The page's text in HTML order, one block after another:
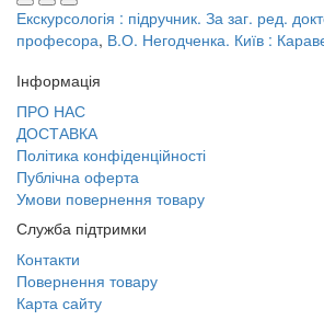
Екскурсологія : підручник. За заг. ред.
професора, В.О. Негодченка. Київ :
Інформація
ПРО НАС
ДОСТАВКА
Політика конфіденційності
Публічна оферта
Умови повернення товару
Служба підтримки
Контакти
Повернення товару
Карта сайту